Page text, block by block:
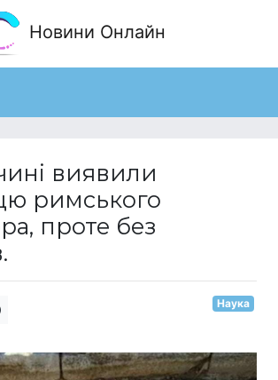
Новини Онлайн
виявили
римського
проте без
Наука